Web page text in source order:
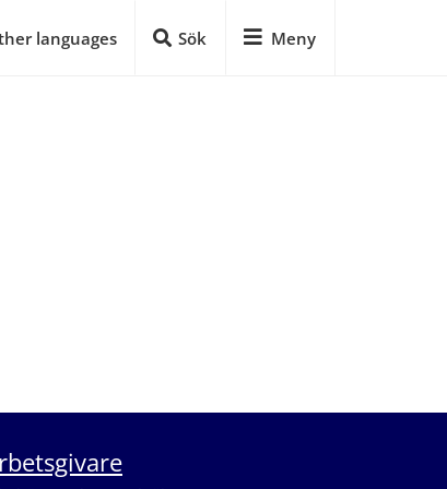
languages Sök Meny